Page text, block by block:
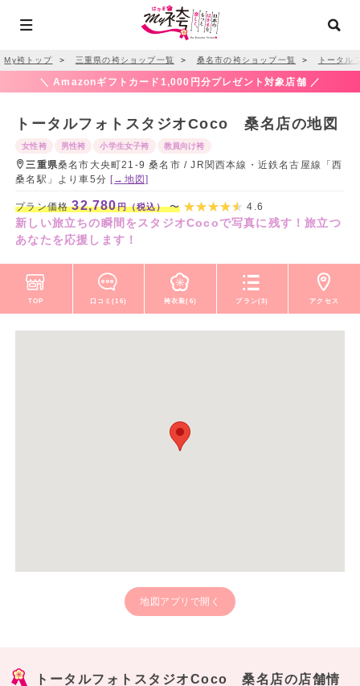
My袴トップ ＞ 三重県の袴ショップ一覧 ＞ 桑名市の袴ショップ一覧 ＞ トータ
＼ Amazonギフトカード1,000円分プレゼント対象店舗 ／
トータルフォトスタジオCoco 桑名店の地図
女性袴 男性袴 小学生女子袴 教員向け袴
三重県桑名市大央町21-9 桑名市 / JR関西本線・近鉄名古屋線「西
桑名駅」より車5分[→地図]
プラン価格32,780円（税込）〜 4.6
新しい旅立ちの瞬間をスタジオCocoで写真に残す！旅立つ
あなたを応援します！
TOP 口コミ(16) 袴衣装(6) プラン(3) アクセス
地図アプリで開く
トータルフォトスタジオCoco 桑名店の店舗情